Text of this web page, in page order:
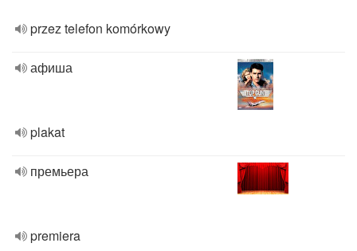
przez telefon komórkowy
афиша
plakat
премьера
premiera